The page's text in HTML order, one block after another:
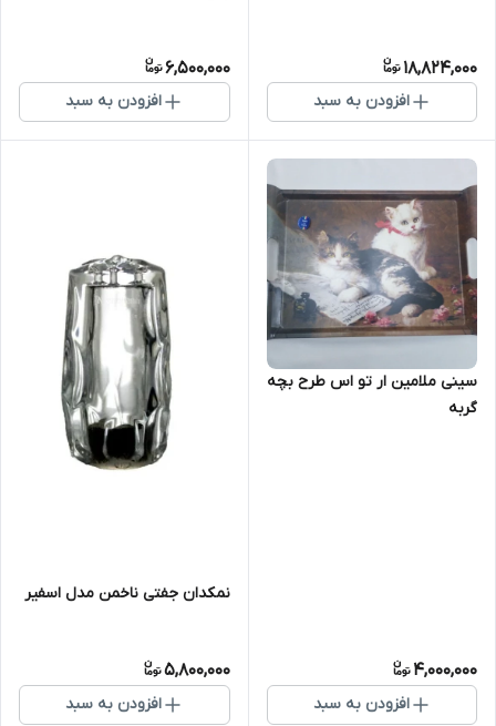
18,824,000
افزودن به سبد
6,500,000
افزودن به سبد
سینی ملامین ار تو اس طرح بچه
گربه
4,000,000
افزودن به سبد
نمکدان جفتی ناخمن مدل اسفیر
5,800,000
افزودن به سبد